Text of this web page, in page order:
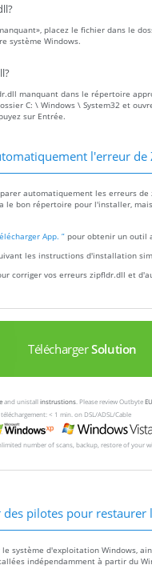
placez le fichier dans le
système Windows.
manquant dans le répertoire
C: \ Windows \ System32 et
sur Entrée.
l'erreur
automatiquement les erreurs
le bon répertoire pour l'installer,
App. ” pour obtenir un outil
les instructions d'installation
corriger vos erreurs zipfldr.dll et
TéléchargerSolution
and unistallinstrustions . Please review Outbyte
< 1 min. on DSL/ADSL/Cable
number of scans, backup, restore of your
pilotes pour
système d'exploitation Windows,
indépendamment à partir du